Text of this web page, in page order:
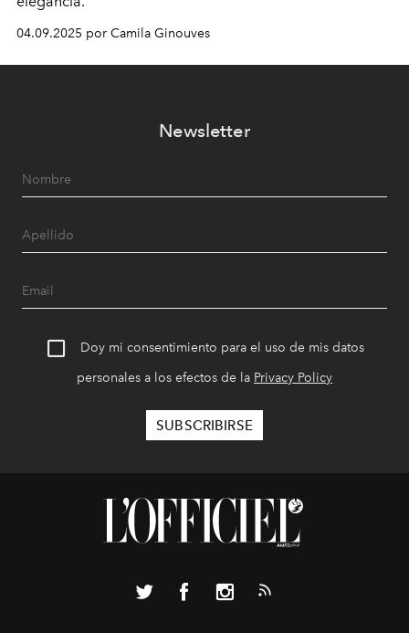
04.09.2025 por Camila Ginouves
Newsletter
Doy mi consentimiento para el uso de mis datos
personales a los efectos de la Privacy Policy